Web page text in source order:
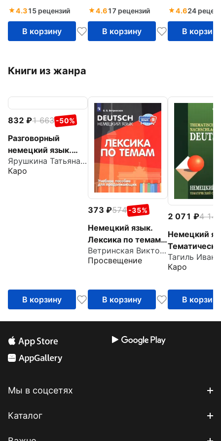
4.315 рецензий
В корзину
4.617 рецензий
В корзину
4.624
В корзину
Книги из жанра
832 1 663 -50%
Разговорный
немецкий язык.
Интенсивный курсЯрушкина Татьяна Семеновна
Каро
В корзину
373 574 -35%
Немецкий язык.
Лексика по темам.
Учебное пособие
для
Ветринская Виктория Владиславовна
Просвещение
В корзину
2 071
4 142
Немецкий
справочник
Каро
В корзину
Мы в соцсетях
Каталог